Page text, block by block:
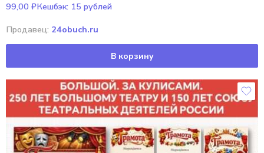
99,00 ₽Кешбэк: 15 рублей
Продавец: 24obuch.ru
В корзину